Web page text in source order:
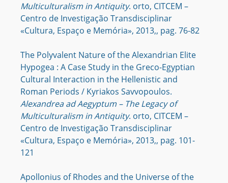
Multiculturalism in Antiquity. orto, CITCEM –
Centro de Investigação Transdisciplinar
«Cultura, Espaço e Memória», 2013,, pag. 76-82
The Polyvalent Nature of the Alexandrian Elite
Hypogea : A Case Study in the Greco-Egyptian
Cultural Interaction in the Hellenistic and
Roman Periods / Kyriakos Savvopoulos.
Alexandrea ad Aegyptum – The Legacy of
Multiculturalism in Antiquity. orto, CITCEM –
Centro de Investigação Transdisciplinar
«Cultura, Espaço e Memória», 2013,, pag. 101-
121
Apollonius of Rhodes and the Universe of the